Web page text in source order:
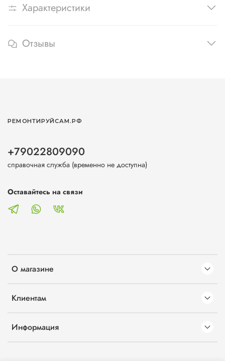
Характеристики
Отзывы
О магазине
Клиентам
Информация
РЕМОНТИРУЙСАМ.РФ
+79022809090
справочная служба (временно не доступна)
Оставайтесь на связи